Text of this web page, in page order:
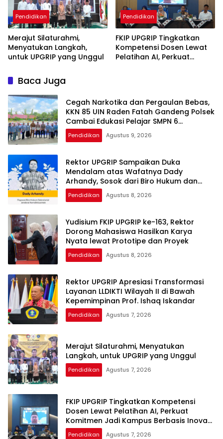
Pendidikan
Merajut Silaturahmi,
Menyatukan Langkah,
untuk UPGRIP yang Unggul
Pendidikan
FKIP UPGRIP Tingkatkan
Kompetensi Dosen Lewat
Pelatihan AI, Perkuat
Baca Juga
Cegah Narkotika dan Pergaulan Bebas,
KKN 85 UIN Raden Fatah Gandeng Polsek
Cambai Edukasi Pelajar SMPN 6
Prabumulih
Pendidikan Agustus 9, 2026
Rektor UPGRIP Sampaikan Duka
Mendalam atas Wafatnya Dady
Arhandy, Sosok dari Biro Hukum dan
Ortala Kemendiktisaintek RI
Pendidikan Agustus 8, 2026
Yudisium FKIP UPGRIP ke-163, Rektor
Dorong Mahasiswa Hasilkan Karya
Nyata lewat Prototipe dan Proyek
Pendidikan Agustus 8, 2026
Rektor UPGRIP Apresiasi Transformasi
Layanan LLDIKTI Wilayah II di Bawah
Kepemimpinan Prof. Ishaq Iskandar
Pendidikan Agustus 7, 2026
Merajut Silaturahmi, Menyatukan
Langkah, untuk UPGRIP yang Unggul
Pendidikan Agustus 7, 2026
FKIP UPGRIP Tingkatkan Kompetensi
Dosen Lewat Pelatihan AI, Perkuat
Komitmen Jadi Kampus Berbasis Inovasi
Digital
Pendidikan Agustus 7, 2026